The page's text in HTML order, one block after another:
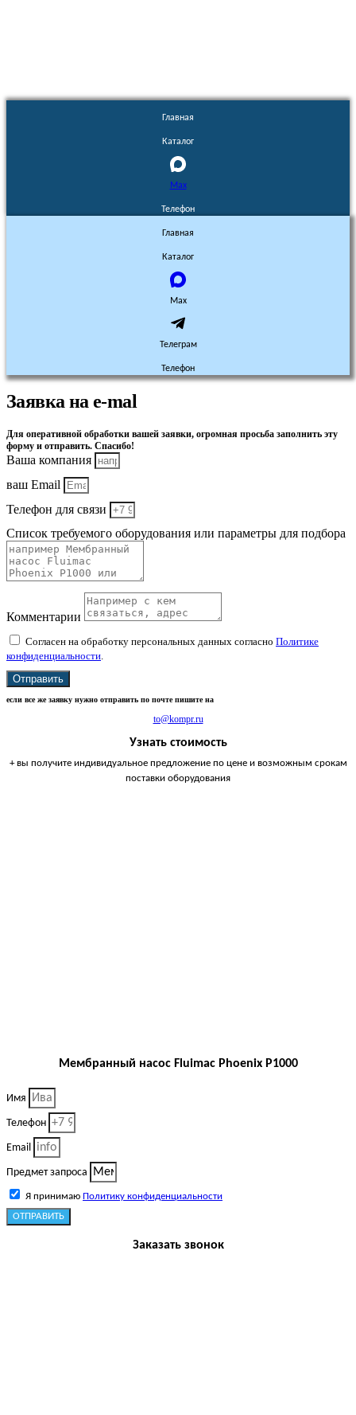
Главная
Каталог
Max
Телефон
Главная
Каталог
Max
Телеграм
Телефон
Заявка на e-mal
Для оперативной обработки вашей заявки, огромная просьба заполнить эту
форму и отправить. Спасибо!
Ваша компания
ваш Email
Телефон для связи
Список требуемого оборудования или параметры для подбора
Комментарии
Согласен на обработку персональных данных согласно Политике
конфиденциальности
Отправить
если все же заявку нужно отправить по почте пишите на
to@kompr.ru
Узнать стоимость
+ вы получите индивидуальное предложение по цене и возможным срокам
поставки оборудования
Мембранный насос Fluimac Phoenix P1000
Имя
Телефон
Email
Предмет запроса
Я принимаю Политику конфиденциальности
ОТПРАВИТЬ
Заказать звонок